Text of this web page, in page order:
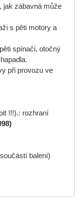
jak zábavná může
s pěti motory a
spínači, otočný
při provozu ve
!!!).: rozhraní
balení)